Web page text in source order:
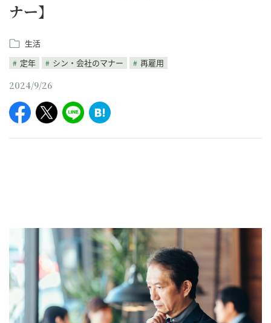
ナー】
生活
定年
シン・会社のマナー 再雇用
2024/9/26